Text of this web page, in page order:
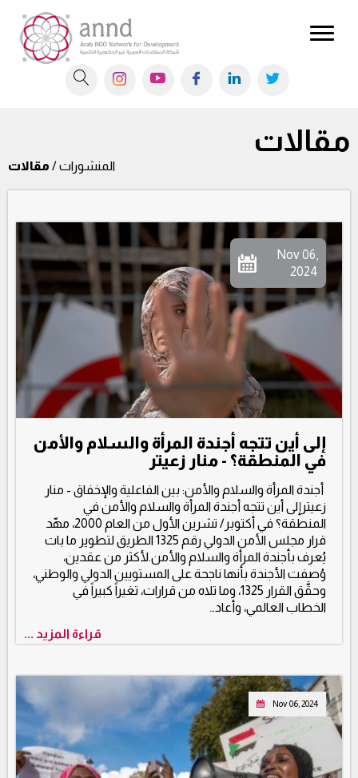
مقالات
المنشورات / مقالات
Nov 06,
2024
إلى أين تتجه أجندة المرأة والسلام والأمن
في المنطقة؟ - منار زعيتر
أجندة المرأة والسلام والأمن: بين الفاعلية والإخفاق - منار
زعيترإلى أين تتجه أجندة المرأة والسلام والأمن في
المنطقة؟ في أكتوبر/ تشرين الأول من العام 2000، مهّد
قرار مجلس الأمن الدولي رقم 1325 الطريق لتطوير ما بات
يُعرف بأجندة المرأة والسلام والأمن.لأكثر من عقدين،
وُصفت الأجندة بأنها ناجحة على المستويين الدولي والوطني،
وحقَّق القرار 1325، وما تلاه من قرارات، تغيراً كبيراً في
الخطاب العالمي، وأعاد…
قراءة المزيد ...
Nov 06, 2024